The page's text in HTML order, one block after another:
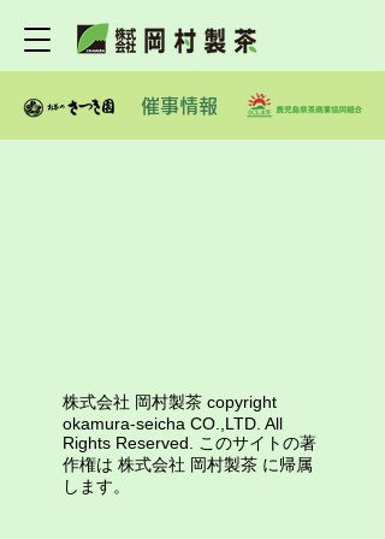
催事情報
株式会社 岡村製茶 copyright
okamura-seicha CO.,LTD. All
Rights Reserved. このサイトの著
作権は 株式会社 岡村製茶 に帰属
します。